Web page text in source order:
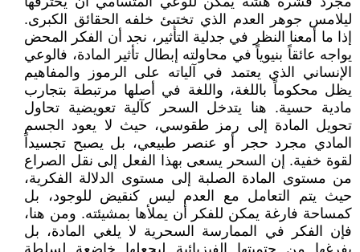
ليلامس جوهر العدم الذي تختبئ خلفه الحقائق الكبرى.
إذا ما أمعنا النظر في جدلية التأثير، نجد أن الفكر المحض
يواجه عائقاً بنيوياً في محاولته إبطال تأثير المادة، فالوعي
الإنساني الذي يعتمد في آلياته على الرموز والمفاهيم
يظل محكوماً باللغة، واللغة في أصلها مرتبطة بتجارب
مادية حسية. هنا يتدخل السحر كآلية تعويضية تحاول
تحويل المادة إلى رمز طقوسي، حيث لا يعود الجسم
المادي مجرد حجر أو عنصر طبيعي، بل يصبح تجسيداً
لقوة خفية. إن السحر يسعى بهذا الفعل إلى نقل الصراع
من مستوى المادة الصلبة إلى مستوى الدلالة الفكرية،
حيث يتم التعامل مع العدم ليس كنقيض للوجود، بل
كمساحة فارغة يمكن للفكر أن يملأها بمشيئته. ومن هنا،
فإن الفكر في الممارسة السحرية لا يلغي المادة، بل